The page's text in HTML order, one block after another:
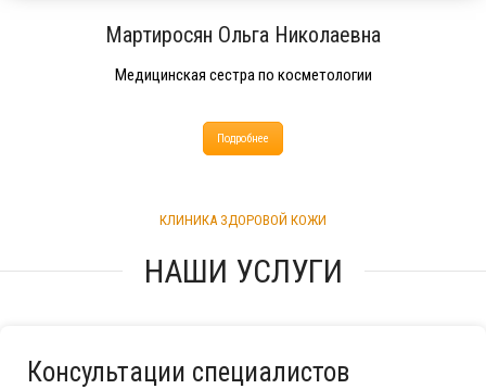
Мартиросян Ольга Николаевна
Медицинская сестра по косметологии
Подробнее
КЛИНИКА ЗДОРОВОЙ КОЖИ
НАШИ УСЛУГИ
Консультации специалистов